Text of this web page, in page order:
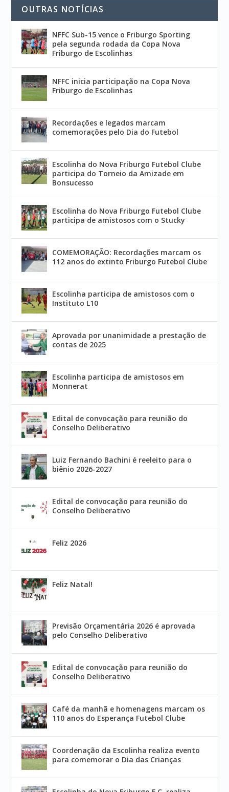
OUTRAS NOTÍCIAS
NFFC Sub-15 vence o Friburgo Sporting
pela segunda rodada da Copa Nova
Friburgo de Escolinhas
NFFC inicia participação na Copa Nova
Friburgo de Escolinhas
Recordações e legados marcam
comemorações pelo Dia do Futebol
Escolinha do Nova Friburgo Futebol Clube
participa do Torneio da Amizade em
Bonsucesso
Escolinha do Nova Friburgo Futebol Clube
participa de amistosos com o Stucky
COMEMORAÇÃO: Recordações marcam os
112 anos do extinto Friburgo Futebol Clube
Escolinha participa de amistosos com o
Instituto L10
Aprovada por unanimidade a prestação de
contas de 2025
Escolinha participa de amistosos em
Monnerat
Edital de convocação para reunião do
Conselho Deliberativo
Luiz Fernando Bachini é reeleito para o
biênio 2026-2027
Edital de convocação para reunião do
Conselho Deliberativo
Feliz 2026
Feliz Natal!
Previsão Orçamentária 2026 é aprovada
pelo Conselho Deliberativo
Edital de convocação para reunião do
Conselho Deliberativo
Café da manhã e homenagens marcam os
110 anos do Esperança Futebol Clube
Coordenação da Escolinha realiza evento
para comemorar o Dia das Crianças